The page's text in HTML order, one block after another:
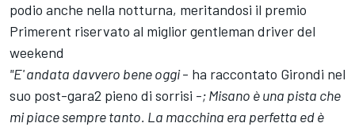
podio anche nella notturna, meritandosi il premio
Primerent riservato al miglior gentleman driver del
weekend
"E' andata davvero bene oggi- ha raccontato Girondi nel
suo post-gara2 pieno di sorrisi -; Misano è una pista che
mi piace sempre tanto. La macchina era perfetta ed è